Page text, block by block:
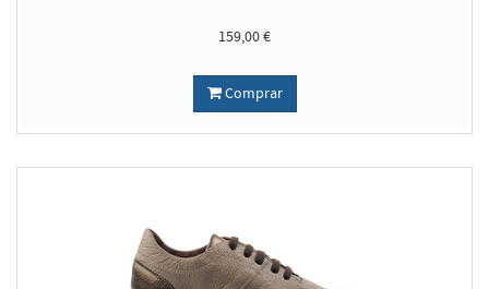
159,00 €
Comprar